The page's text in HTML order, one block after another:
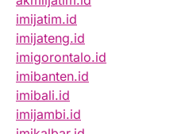
imijatim.id
imijateng.id
imigorontalo.id
imibanten.id
imibali.id
imijambi.id